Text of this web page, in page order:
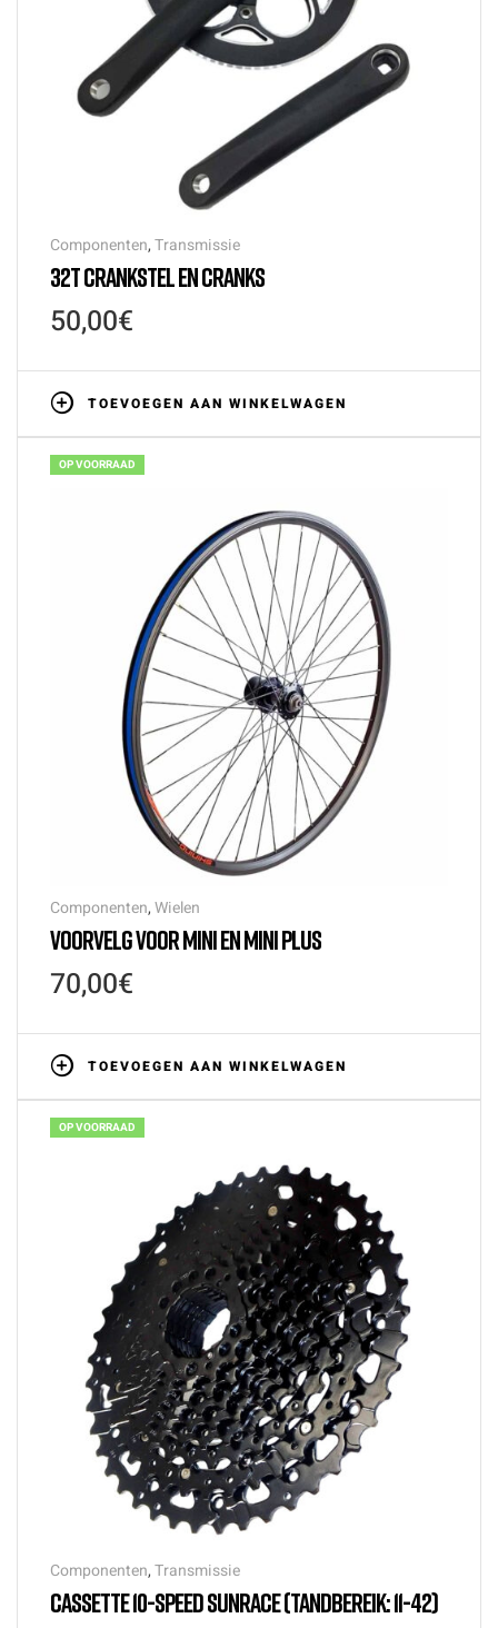
Componenten,Transmissie
32T CRANKSTEL EN CRANKS
50,00€
TOEVOEGEN AAN WINKELWAGEN
OP VOORRAAD
Componenten,Wielen
VOORVELG VOOR MINI EN MINI PLUS
70,00€
TOEVOEGEN AAN WINKELWAGEN
OP VOORRAAD
Componenten,Transmissie
CASSETTE 10-SPEED SUNRACE (TANDBEREIK: 11-42)